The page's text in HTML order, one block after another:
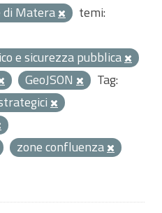
di Matera
temi:
e sicurezza pubblica
GeoJSON
Tag:
zone confluenza